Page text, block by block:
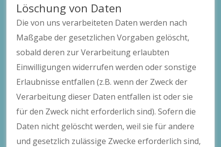
Löschung von Daten
Die von uns verarbeiteten Daten werden nach
Maßgabe der gesetzlichen Vorgaben gelöscht,
sobald deren zur Verarbeitung erlaubten
Einwilligungen widerrufen werden oder sonstige
Erlaubnisse entfallen (z.B. wenn der Zweck der
Verarbeitung dieser Daten entfallen ist oder sie
für den Zweck nicht erforderlich sind). Sofern die
Daten nicht gelöscht werden, weil sie für andere
und gesetzlich zulässige Zwecke erforderlich sind,